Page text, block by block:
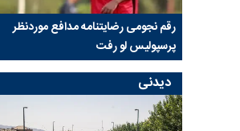
رقم نجومی رضایتنامه مدافع موردنظر
پرسپولیس لو رفت
دیدنی